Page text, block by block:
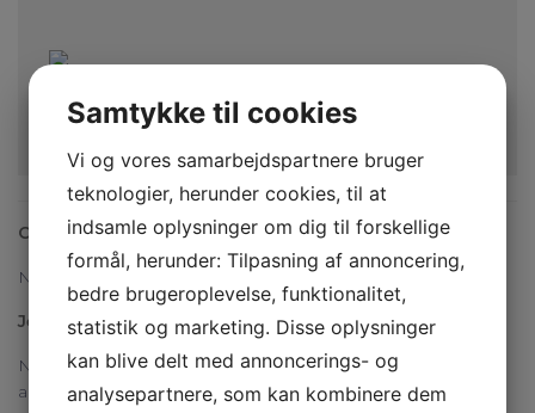
Covid19:
Nosimy maskę i zachowujemy dystans
Język
Nasi pracownicy magazynu mówią po duńsku, niemiecku i
angielsku
Samtykke til cookies
Vi og vores samarbejdspartnere bruger
teknologier, herunder cookies, til at
indsamle oplysninger om dig til forskellige
formål, herunder: Tilpasning af annoncering,
bedre brugeroplevelse, funktionalitet,
statistik og marketing. Disse oplysninger
kan blive delt med annoncerings- og
analysepartnere, som kan kombinere dem